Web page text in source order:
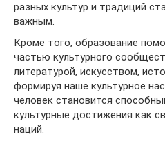
разных культур и традиций
важным.
Кроме того, образование
частью культурного
литературой, искусством,
формируя наше культурное
человек становится
культурные достижения как
наций.